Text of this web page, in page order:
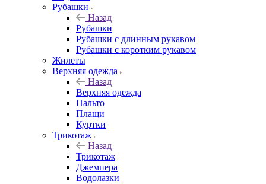
Рубашки
Назад
Рубашки
Рубашки с длинным рукавом
Рубашки с коротким рукавом
Жилеты
Верхняя одежда
Назад
Верхняя одежда
Пальто
Плащи
Куртки
Трикотаж
Назад
Трикотаж
Джемпера
Водолазки